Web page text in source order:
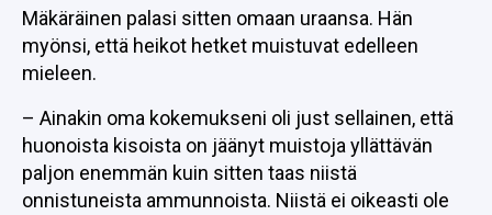
Mäkäräinen palasi sitten omaan uraansa. Hän
myönsi, että heikot hetket muistuvat edelleen
mieleen.
– Ainakin oma kokemukseni oli just sellainen, että
huonoista kisoista on jäänyt muistoja yllättävän
paljon enemmän kuin sitten taas niistä
onnistuneista ammunnoista. Niistä ei oikeasti ole